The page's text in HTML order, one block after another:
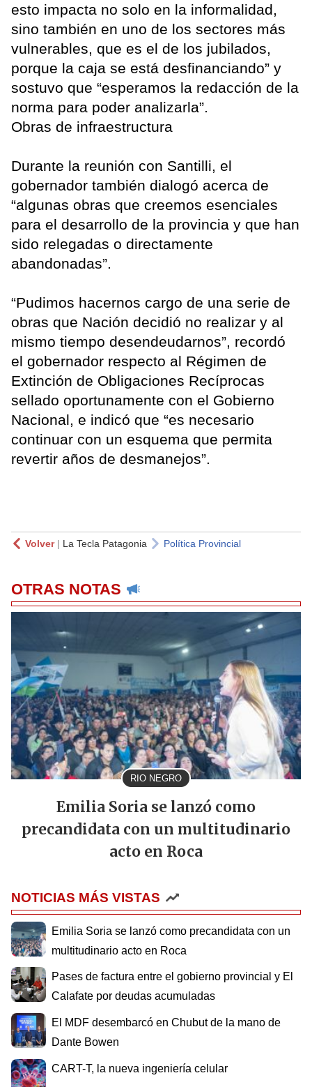
esto impacta no solo en la informalidad,
sino también en uno de los sectores más
vulnerables, que es el de los jubilados,
porque la caja se está desfinanciando” y
sostuvo que “esperamos la redacción de la
norma para poder analizarla”.
Obras de infraestructura
Durante la reunión con Santilli, el
gobernador también dialogó acerca de
“algunas obras que creemos esenciales
para el desarrollo de la provincia y que han
sido relegadas o directamente
abandonadas”.
“Pudimos hacernos cargo de una serie de
obras que Nación decidió no realizar y al
mismo tiempo desendeudarnos”, recordó
el gobernador respecto al Régimen de
Extinción de Obligaciones Recíprocas
sellado oportunamente con el Gobierno
Nacional, e indicó que “es necesario
continuar con un esquema que permita
revertir años de desmanejos”.
Volver| La Tecla Patagonia Política Provincial
OTRAS NOTAS
RIO NEGRO
Emilia Soria se lanzó como
precandidata con un multitudinario
acto en Roca
NOTICIAS MÁS VISTAS
Emilia Soria se lanzó como precandidata con un
multitudinario acto en Roca
Pases de factura entre el gobierno provincial y El
Calafate por deudas acumuladas
El MDF desembarcó en Chubut de la mano de
Dante Bowen
CART-T, la nueva ingeniería celular